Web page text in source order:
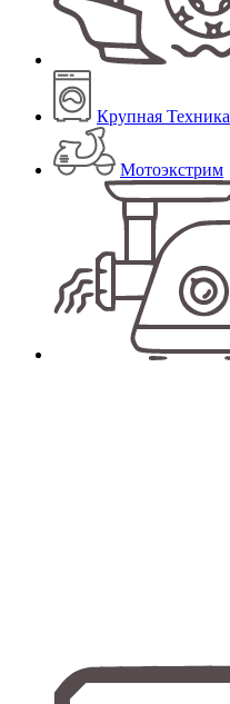
Крупная Техника
Мотоэкстрим